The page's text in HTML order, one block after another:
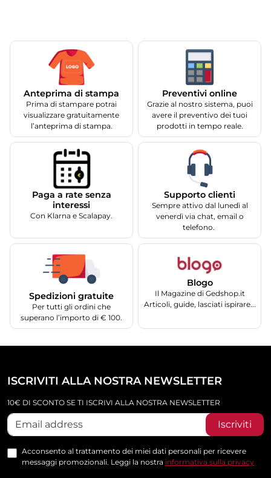
Anteprima di stampa
Prima di stampare potrai
visualizzare gratuitamente
l’anteprima di stampa.
Preventivi online
Grazie al nostro sistema, puoi
avere il preventivo dei tuoi
prodotti in tempo reale.
Paga a rate senza
interessi
Con Klarna e Scalapay.
Supporto clienti
Sempre attivo dal lunedì al
venerdì via chat, email o
telefono.
Spedizioni gratuite
Per tutti gli ordini che
superano l’importo di € 100.
Blogo
Il Magazine di Gedshop.it
Articoli, guide, lasciati ispirare...
ISCRIVITI ALLA NOSTRA NEWSLETTER
10€ DI SCONTO SE TI ISCRIVI ALLA NOSTRA NEWSLETTER
Iscriviti
Acconsento al trattamento dei miei dati personali per ricevere
messaggi promozionali. Leggi la nostra informativa sulla privacy